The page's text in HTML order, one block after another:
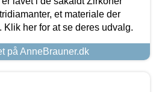
et materiale der
her for at se deres udvalg.
på AnneBrauner.dk